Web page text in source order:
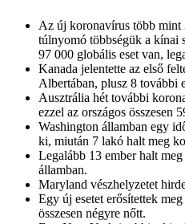
Az új koronavírus több mint
túlnyomó többségük a kínai
97 000 globális eset van,
Kanada jelentette az első
Albertában, plusz 8 további
Ausztrália hét további
ezzel az országos összesen
Washington államban egy
ki, miután 7 lakó halt meg
Legalább 13 ember halt
államban.
Maryland vészhelyzetet
Egy új esetet erősítettek
összesen négyre nőtt.